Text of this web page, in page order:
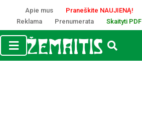
Apie mus
Praneškite NAUJIENĄ!
Reklama
Prenumerata Skaityti PDF